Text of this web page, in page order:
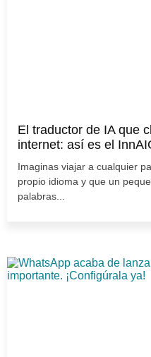
El traductor de IA que
internet: así es el
Imaginas viajar a cualquier
propio idioma y que un
palabras...